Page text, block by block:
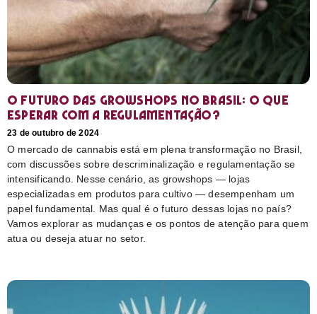
O futuro das growshops no Brasil: O que
esperar com a regulamentação?
23 de outubro de 2024
O mercado de cannabis está em plena transformação no Brasil,
com discussões sobre descriminalização e regulamentação se
intensificando. Nesse cenário, as growshops — lojas
especializadas em produtos para cultivo — desempenham um
papel fundamental. Mas qual é o futuro dessas lojas no país?
Vamos explorar as mudanças e os pontos de atenção para quem
atua ou deseja atuar no setor.